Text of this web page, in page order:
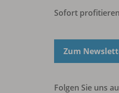
Sofort profitieren
Zum
Folgen Sie uns